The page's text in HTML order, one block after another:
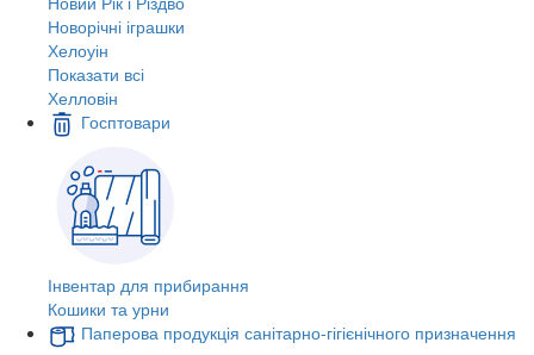
Новорічні іграшки
Хелоуін
Показати всі
Хелловін
Госптовари
Інвентар для прибирання
Кошики та урни
Паперова продукція санітарно-гігієнічного призначення